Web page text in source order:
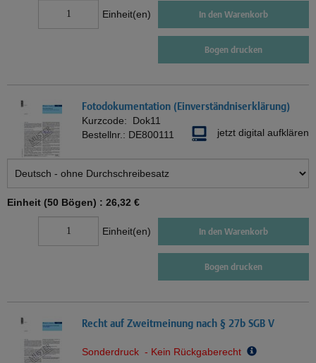
Einheit(en) In den Warenkorb
Bogen drucken
Fotodokumentation (Einverständniserklärung)
Kurzcode: Dok11
Bestellnr.: DE800111 jetzt digital aufklären
Einheit (50 Bögen) : 26,32 €
Einheit(en) In den Warenkorb
Bogen drucken
Recht auf Zweitmeinung nach § 27b SGB V
Sonderdruck - Kein Rückgaberecht